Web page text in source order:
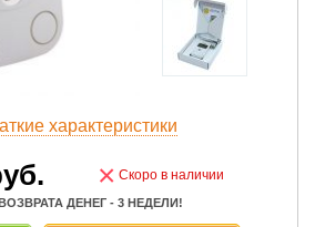
характеристики
× Скоро в наличии
ДЕНЕГ - 3 НЕДЕЛИ!